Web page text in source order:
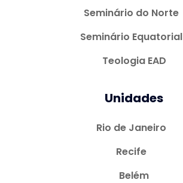
Seminário do Norte
Seminário Equatorial
Teologia EAD
Unidades
Rio de Janeiro
Recife
Belém